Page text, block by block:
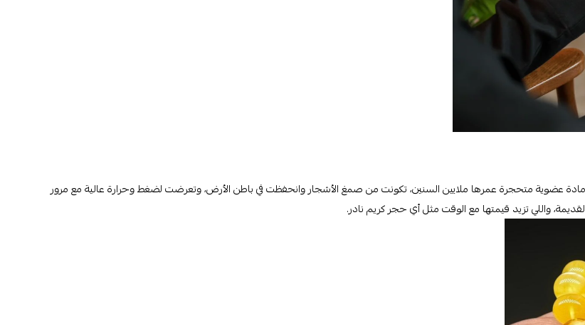
مادة عضوية متحجرة عمرها ملايين السنين، تكونت من صمغ الأشجار وانحفظت في باطن الأرض، وتعرضت لضغط وحرارة عالية مع مرور
واللي تزيد قيمتها مع الوقت مثل أي حجر كريم نادر.